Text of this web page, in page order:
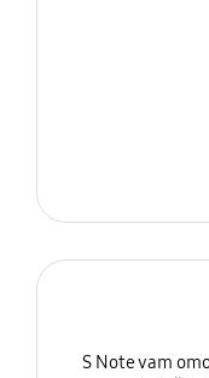
S Note vam